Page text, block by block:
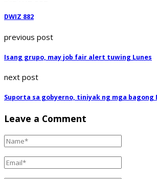
DWIZ 882
previous post
Isang grupo, may job fair alert tuwing Lunes
next post
Suporta sa gobyerno, tiniyak ng mga bagong
Leave a Comment